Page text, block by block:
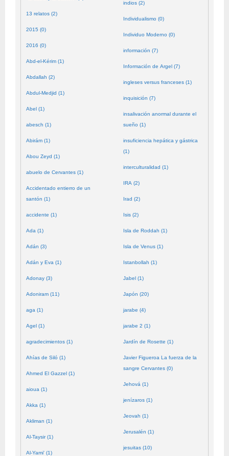
13 relatos (2)
2015 (0)
2016 (0)
Abd-el-Kérim (1)
Abdallah (2)
Abdul-Medjid (1)
Abel (1)
abesch (1)
Abirám (1)
Abou Zeyd (1)
abuelo de Cervantes (1)
Accidentado entierro de un
santón (1)
accidente (1)
Ada (1)
Adán (3)
Adán y Eva (1)
Adonay (3)
Adoniram (11)
aga (1)
Agel (1)
agradecimientos (1)
Ahías de Siló (1)
Ahmed El Gazzel (1)
aioua (1)
Akka (1)
Akliman (1)
Al-Taysir (1)
Al-Yami' (1)
indios (2)
Individualismo (0)
Individuo Moderno (0)
información (7)
Información de Argel (7)
ingleses versus franceses (1)
inquisición (7)
insalivación anormal durante el
sueño (1)
insuficiencia hepática y gástrica
(1)
interculturalidad (1)
IRA (2)
Irad (2)
Isis (2)
Isla de Roddah (1)
Isla de Venus (1)
Istanbollah (1)
Jabel (1)
Japón (20)
jarabe (4)
jarabe 2 (1)
Jardín de Rosette (1)
Javier Figueroa La fuerza de la
sangre Cervantes (0)
Jehová (1)
jenízaros (1)
Jeovah (1)
Jerusalén (1)
jesuitas (10)